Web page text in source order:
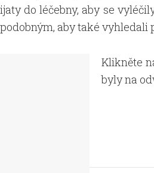
do léčebny, aby se
aby také vyhledali
Klikněte
byly na